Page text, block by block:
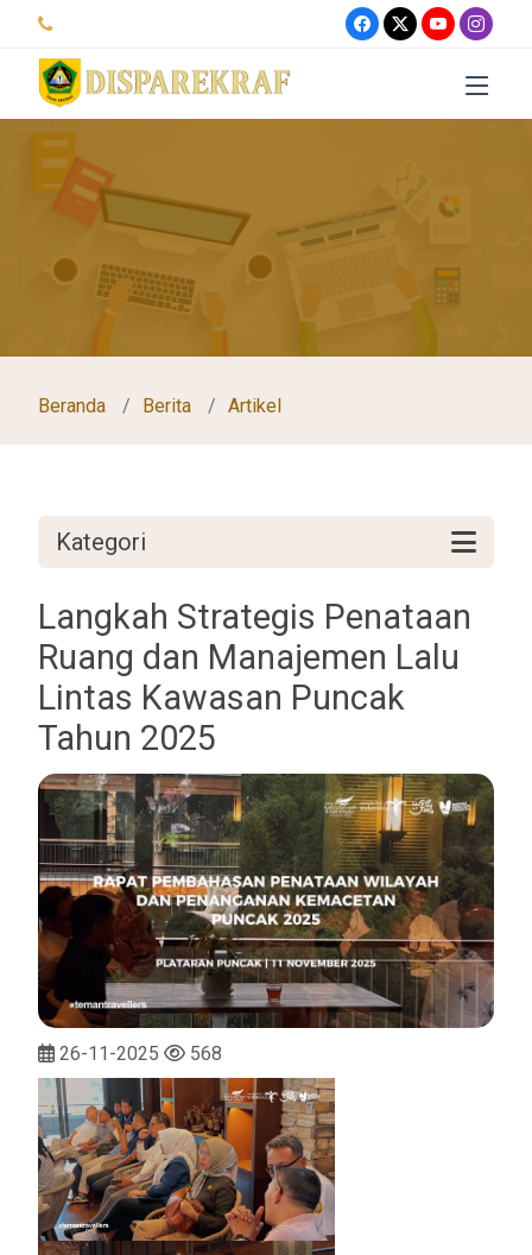
Beranda Berita Artikel
Kategori
Langkah Strategis Penataan
Ruang dan Manajemen Lalu
Lintas Kawasan Puncak
Tahun 2025
26-11-2025 568